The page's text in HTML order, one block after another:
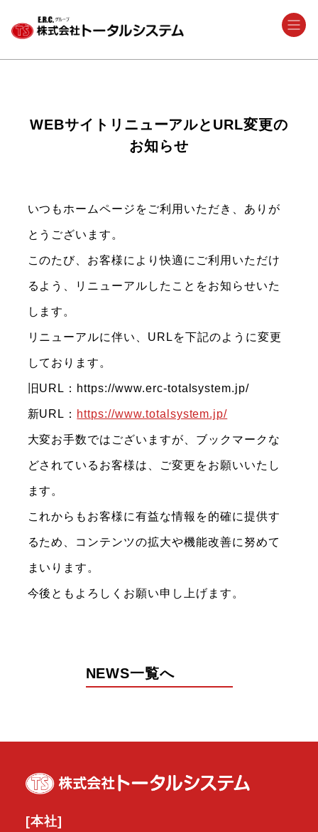
WEBサイトリニューアルとURL変更の
お知らせ
いつもホームページをご利用いただき、ありが
とうございます。
このたび、お客様により快適にご利用いただけ
るよう、リニューアルしたことをお知らせいた
します。
リニューアルに伴い、URLを下記のように変更
しております。
旧URL：https://www.erc-totalsystem.jp/
新URL： https://www.totalsystem.jp/
大変お手数ではございますが、ブックマークな
どされているお客様は、ご変更をお願いいたし
ます。
これからもお客様に有益な情報を的確に提供す
るため、コンテンツの拡大や機能改善に努めて
まいります。
今後ともよろしくお願い申し上げます。
NEWS一覧へ
[本社]